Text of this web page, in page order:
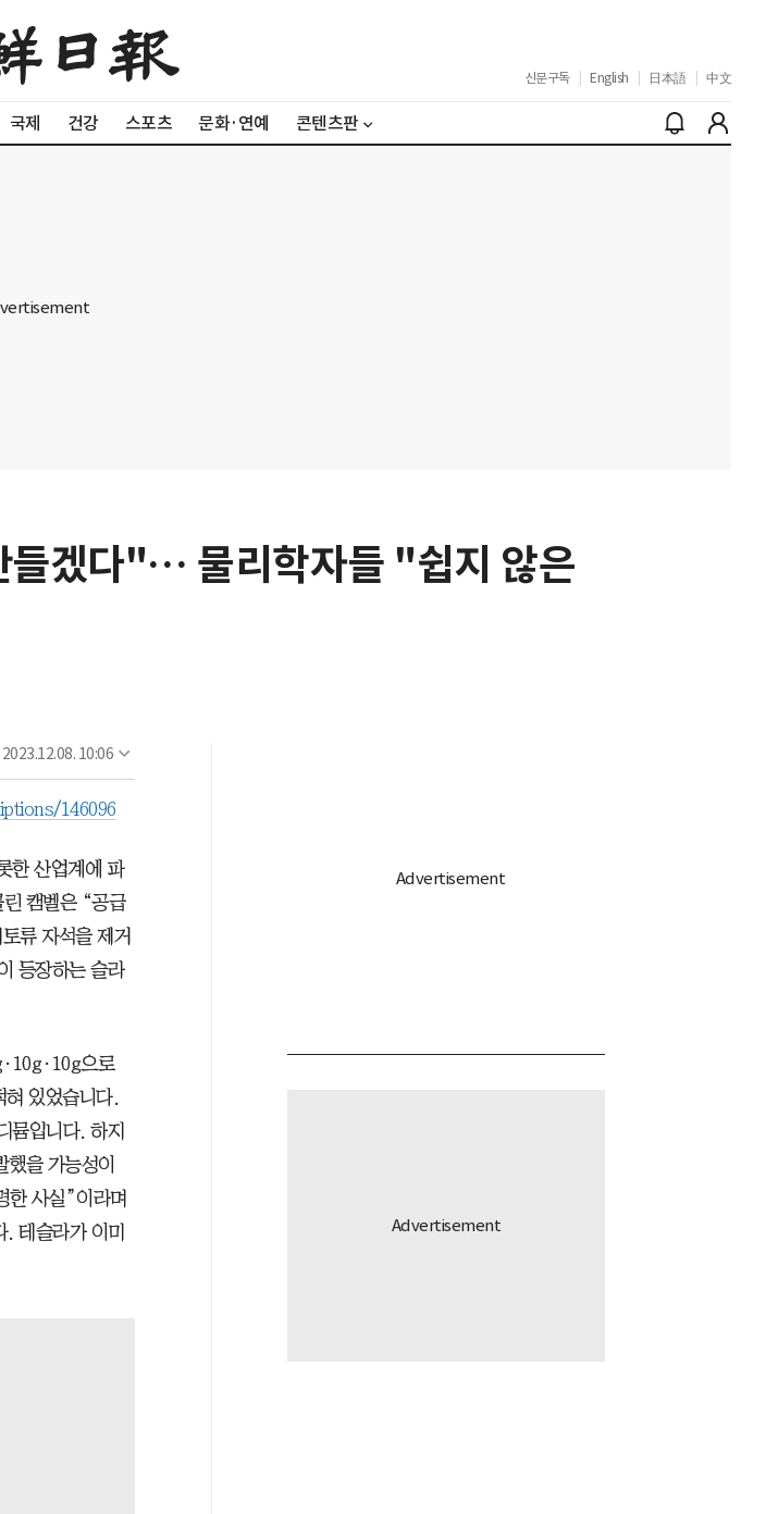
신문구독 English 日本語 中文
국제 건강 스포츠 문화·연예 콘텐츠판
들겠다"… 물리학자들 "쉽지 않은
2023.12.08. 10:06
146096
한 산업계에 파
캠벨은 “공급
류 자석을 제거
등장하는 슬라
으로
혀 있었습니다.
뮴입니다. 하지
을 가능성이
한 사실”이라며
테슬라가 이미